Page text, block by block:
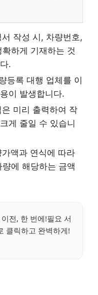
작성 시, 차량번호,
하게 기재하는 것
.
등록 대행 업체를 이
이 발생합니다.
미리 출력하여 작
게 줄일 수 있습니
액과 연식에 따라
에 해당하는 금액
전, 한 번에!필요 서
클릭하고 완벽하게!